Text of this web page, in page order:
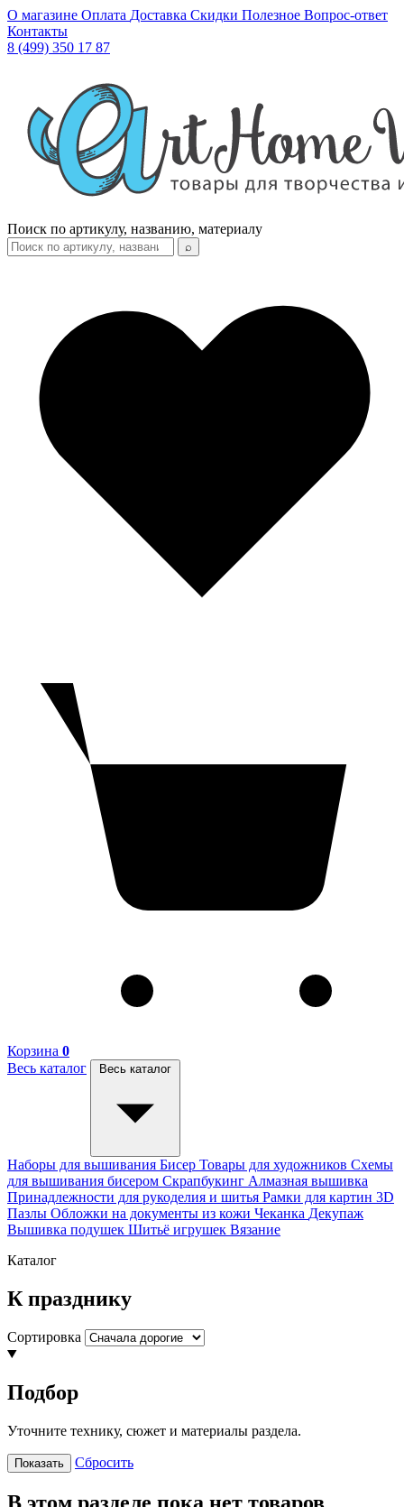
О магазине Оплата Доставка Скидки Полезное Вопрос-ответ
Контакты
8 (499) 350 17 87
Поиск по артикулу, названию, материалу
⌕
Корзина 0
Весь каталог
Весь каталог
Наборы для вышивания Бисер Товары для художников Схемы
для вышивания бисером Скрапбукинг Алмазная вышивка
Принадлежности для рукоделия и шитья Рамки для картин 3D
Пазлы Обложки на документы из кожи Чеканка Декупаж
Вышивка подушек Шитьё игрушек Вязание
Каталог
К празднику
Сортировка
Подбор
Уточните технику, сюжет и материалы раздела.
Показать Сбросить
В этом разделе пока нет товаров